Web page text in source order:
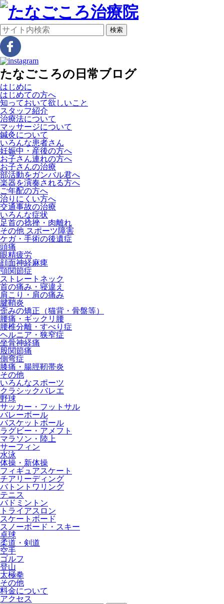
検索
たなごころの日常ブログ
はじめに
はじめての方へ
知っておいて欲しいこと
スタッフ紹介
治療法について
マッサージについて
鍼灸について
いろんな患者さん
妊娠中・産後の方へ
お子さん連れの方へ
お子さんの治療
部活動をガンバル君へ
楽器を演奏される方へ
ご年配の方へ
治りにくい方へ
交通事故の治療
いろんな症状
足首の捻挫・肉離れ
その他 スポーツ障害
ケガ・手術の後遺症
頭痛
眼精疲労
顔面神経麻痺
顎関節症
ストレートネック
首の痛み・寝違え
肩こり・肩の痛み
腱鞘炎
歪みの矯正（猫背・骨盤等）
腰痛・ギックリ腰
腰椎分離・すべり症
ヘルニア・狭窄症
坐骨神経痛
股関節痛
側弯症
膝痛・腸脛靭帯炎
その他
いろんなスポーツ
クラシックバレエ
野球
サッカー・フットサル
バレーボール
バスケットボール
ラグビー・アメフト
マラソン・陸上
サーフィン
水泳
体操・新体操
フィギュアスケート
チアリーディング
バトントワリング
テニス
バドミントン
トライアスロン
スケートボード
スノーボード・スキー
卓球
柔道・剣道
空手
ゴルフ
登山
太極拳
その他
料金について
アクセス